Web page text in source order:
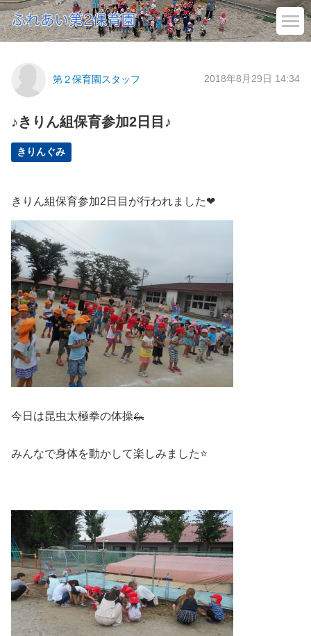
第２保育園スタッフ 2018年8月29日 14:34
♪きりん組保育参加2日目♪
きりんぐみ
きりん組保育参加2日目が行われました❤
今日は昆虫太極拳の体操🦗
みんなで身体を動かして楽しみました⭐